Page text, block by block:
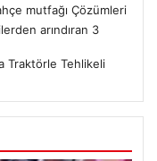
mutfağı Çözümleri
arındıran 3
Traktörle Tehlikeli